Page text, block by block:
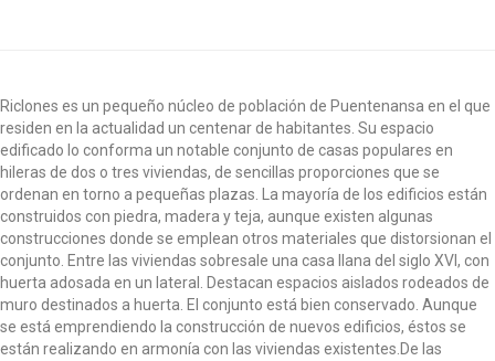
t
o
Riclones es un pequeño núcleo de población de Puentenansa en el que
residen en la actualidad un centenar de habitantes. Su espacio
edificado lo conforma un notable conjunto de casas populares en
hileras de dos o tres viviendas, de sencillas proporciones que se
ordenan en torno a pequeñas plazas. La mayoría de los edificios están
construidos con piedra, madera y teja, aunque existen algunas
construcciones donde se emplean otros materiales que distorsionan el
conjunto. Entre las viviendas sobresale una casa llana del siglo XVI, con
huerta adosada en un lateral. Destacan espacios aislados rodeados de
muro destinados a huerta. El conjunto está bien conservado. Aunque
se está emprendiendo la construcción de nuevos edificios, éstos se
están realizando en armonía con las viviendas existentes.De las